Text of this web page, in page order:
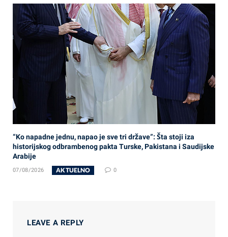
“Ko napadne jednu, napao je sve tri države”: Šta stoji iza
historijskog odbrambenog pakta Turske, Pakistana i Saudijske
Arabije
07/08/2026 AKTUELNO 0
LEAVE A REPLY